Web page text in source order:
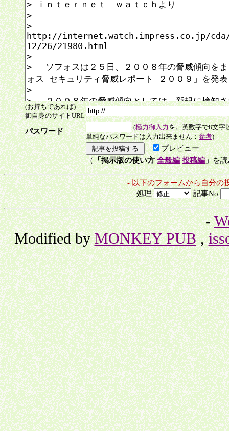
(お持ちであれば)
御自身のサイトURL
パスワード
(極力御入力を。英数字で8文字
単純なパスワードは入力出来ません：参考)
プレビュー
（「掲示版の使い方全般編 投稿編」を
- 以下のフォームから自分の
処理
記事No
-
Modified byMONKEY PUB,